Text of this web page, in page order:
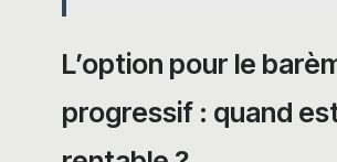
L’option pour le
progressif : quand